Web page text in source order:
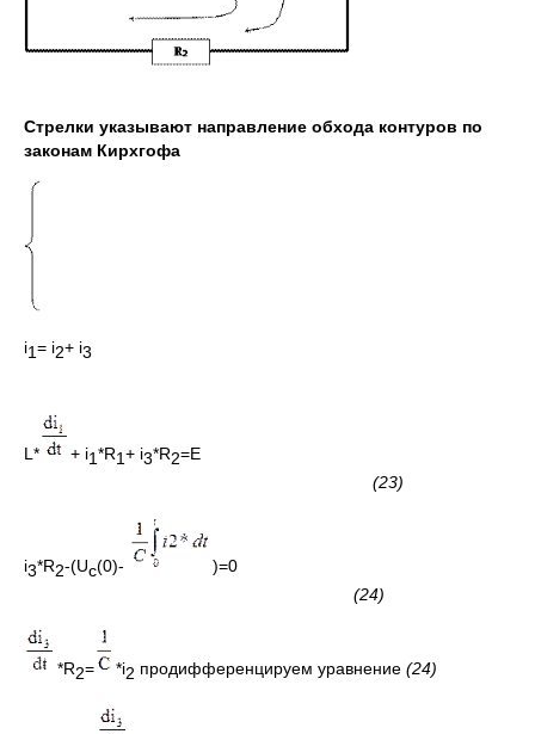
Стрелки указывают направление обхода контуров по
законам Кирхгофа
i1= i2+ i3
L* + i1*R1+ i3*R2=E
(23)
i3*R2-(Uc(0)-
)=0
(24)
*R2= *i2 продифференцируем уравнение (24)